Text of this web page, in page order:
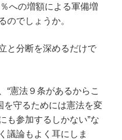
への増額による軍備増
のでしょうか。
と分断を深めるだけで
“憲法９条があるからこ
を守るためには憲法を変
も参加するしかない”な
議論もよく耳にしま